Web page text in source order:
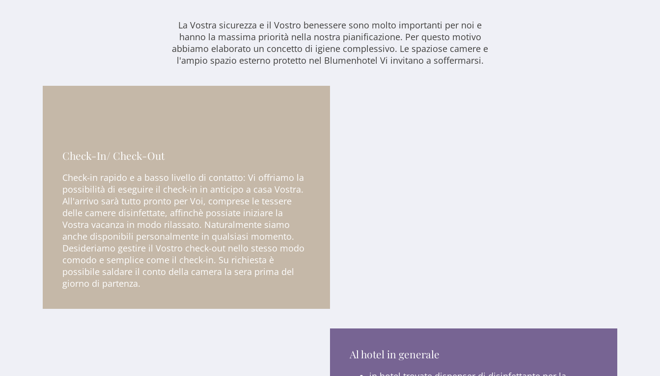
La Vostra sicurezza e il Vostro benessere sono molto importanti per noi e
hanno la massima priorità nella nostra pianificazione. Per questo motivo
abbiamo elaborato un concetto di igiene complessivo. Le spaziose camere e
l'ampio spazio esterno protetto nel Blumenhotel Vi invitano a soffermarsi.
Check-In/ Check-Out
Check-in rapido e a basso livello di contatto: Vi offriamo la
possibilità di eseguire il check-in in anticipo a casa Vostra.
All'arrivo sarà tutto pronto per Voi, comprese le tessere
delle camere disinfettate, affinchè possiate iniziare la
Vostra vacanza in modo rilassato. Naturalmente siamo
anche disponibili personalmente in qualsiasi momento.
Desideriamo gestire il Vostro check-out nello stesso modo
comodo e semplice come il check-in. Su richiesta è
possibile saldare il conto della camera la sera prima del
giorno di partenza.
Al hotel in generale